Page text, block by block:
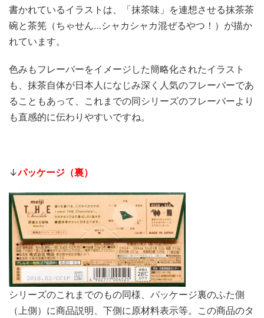
書かれているイラストは、「抹茶味」を連想させる抹茶茶
碗と茶筅（ちゃせん…シャカシャカ混ぜるやつ！）が描か
れています。
色みもフレーバーをイメージした簡略化されたイラスト
も、抹茶自体が日本人になじみ深く人気のフレーバーであ
ることもあって、これまでの同シリーズのフレーバーより
も直感的に伝わりやすいですね。
↓パッケージ（裏）
シリーズのこれまでのもの同様、パッケージ裏のふた側
（上側）に商品説明、下側に原材料表示等。この商品のタ